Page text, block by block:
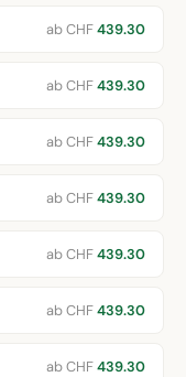
ab CHF439.30
ab CHF439.30
ab CHF439.30
ab CHF439.30
ab CHF439.30
ab CHF439.30
ab CHF439.30